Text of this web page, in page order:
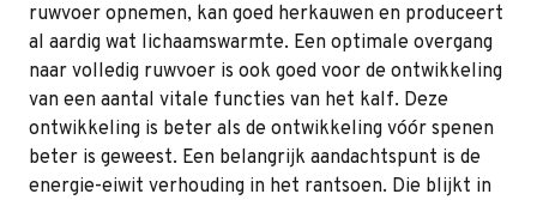
ruwvoer opnemen, kan goed herkauwen en produceert
al aardig wat lichaamswarmte. Een optimale overgang
naar volledig ruwvoer is ook goed voor de ontwikkeling
van een aantal vitale functies van het kalf. Deze
ontwikkeling is beter als de ontwikkeling vóór spenen
beter is geweest. Een belangrijk aandachtspunt is de
energie-eiwit verhouding in het rantsoen. Die blijkt in